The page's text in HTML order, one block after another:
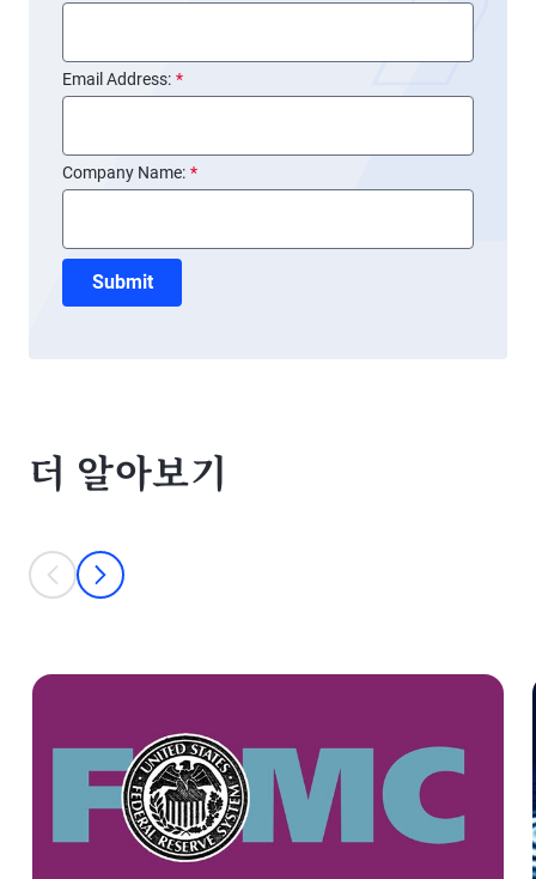
*
Email Address:
*
Company Name:
Submit
더 알아보기
This is a carousel with individual cards. Use the previous and next
prev
next